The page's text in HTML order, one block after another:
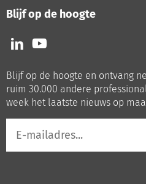
Blijf op de hoogte
Volg
ons
LinkedIn
Volg
ons
Youtube
Blijf op de hoogte en ontvang
ruim 30.000 andere
week het laatste nieuws op
mailadres